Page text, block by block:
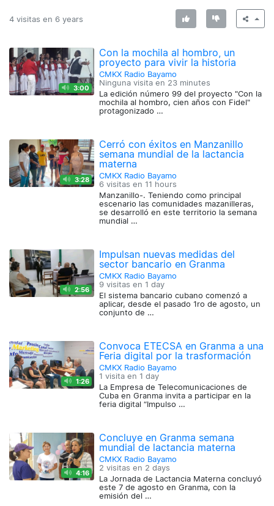
4 visitas en 6 years
3:00
Con la mochila al hombro, un
proyecto para vivir la historia
CMKX Radio Bayamo
Ninguna visita en 23 minutes
La edición número 99 del proyecto "Con la
mochila al hombro, cien años con Fidel"
protagonizado …
3:28
Cerró con éxitos en Manzanillo
semana mundial de la lactancia
materna
CMKX Radio Bayamo
6 visitas en 11 hours
Manzanillo-. Teniendo como principal
escenario las comunidades mazanilleras,
se desarrolló en este territorio la semana
mundial …
2:56
Impulsan nuevas medidas del
sector bancario en Granma
CMKX Radio Bayamo
9 visitas en 1 day
El sistema bancario cubano comenzó a
aplicar, desde el pasado 1ro de agosto, un
conjunto de …
1:26
Convoca ETECSA en Granma a una
Feria digital por la trasformación
CMKX Radio Bayamo
1 visita en 1 day
La Empresa de Telecomunicaciones de
Cuba en Granma invita a participar en la
feria digital “Impulso …
4:16
Concluye en Granma semana
mundial de lactancia materna
CMKX Radio Bayamo
2 visitas en 2 days
La Jornada de Lactancia Materna concluyó
este 7 de agosto en Granma, con la
emisión del …